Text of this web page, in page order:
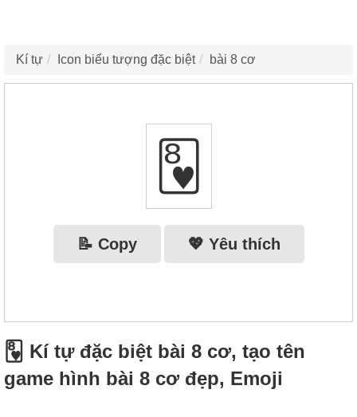
Kí tự Icon biểu tượng đặc biệt bài 8 cơ
🂸
📝 Copy 💖 Yêu thích
🂸 Kí tự đặc biệt bài 8 cơ, tạo tên
game hình bài 8 cơ đẹp, Emoji